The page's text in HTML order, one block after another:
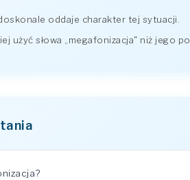
oddaje charakter tej sytuacji.
użyć słowa „megafonizacja" niż jego